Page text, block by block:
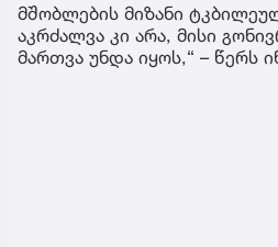
მშობლების მიზანი
აკრძალვა კი არა, მისი
მართვა უნდა იყოს,“ – წერს